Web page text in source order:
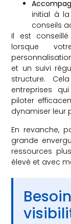
initial à
conseils
Il est
lorsque
et un suivi
structure.
entreprises
piloter
dynamiser leur
En revanche,
grande
ressources
élevé et avec